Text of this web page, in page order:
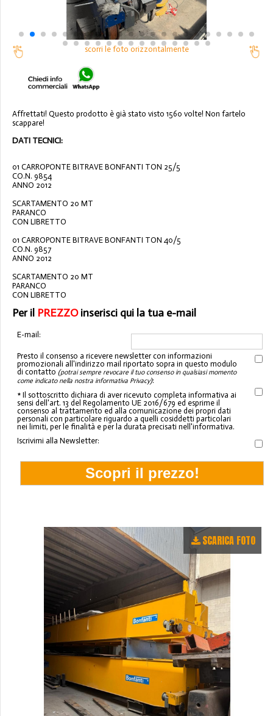
scorri le foto orizzontalmente
Affrettati! Questo prodotto è già stato visto 1560 volte! Non fartelo
scappare!
DATI TECNICI:
01 CARROPONTE BITRAVE BONFANTI TON 25/5
CO.N. 9854
ANNO 2012
SCARTAMENTO 20 MT
PARANCO
CON LIBRETTO
01 CARROPONTE BITRAVE BONFANTI TON 40/5
CO.N. 9857
ANNO 2012
SCARTAMENTO 20 MT
PARANCO
CON LIBRETTO
Per il PREZZOinserisci qui la tua e-mail
E-mail:
Presto il consenso a ricevere newsletter con informazioni
promozionali all'indirizzo mail riportato sopra in questo modulo
di contatto (potrai sempre revocare il tuo consenso in qualsiasi momento
come indicato nella nostra informativa Privacy):
* Il sottoscritto dichiara di aver ricevuto completa informativa ai
sensi dell'art. 13 del Regolamento UE 2016/679 ed esprime il
consenso al trattamento ed alla comunicazione dei propri dati
personali con particolare riguardo a quelli cosiddetti particolari
nei limiti, per le finalità e per la durata precisati nell'informativa.
Iscrivimi alla Newsletter:
SCARICA FOTO